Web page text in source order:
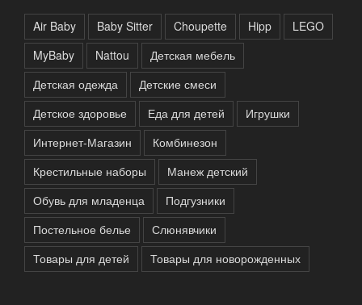
Air Baby Baby Sitter Choupette Hipp
LEGO
MyBaby
Nattou
Детская мебель
Детская одежда
Детские смеси
Детское здоровье
Еда для детей
Игрушки
Интернет-Магазин
Комбинезон
Крестильные наборы
Манеж детский
Обувь для младенца
Подгузники
Постельное белье
Слюнявчики
Товары для детей
Товары для новорожденных